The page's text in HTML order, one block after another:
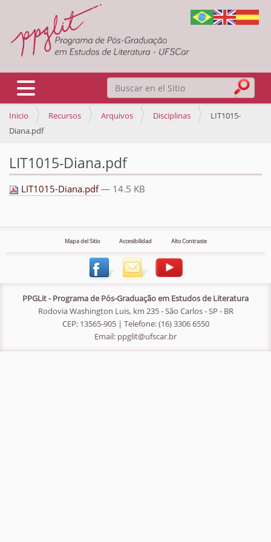
Buscar
Búsqueda Avanzada…
Mostrar/Ocultar navegación
Inicio Recursos Arquivos Disciplinas
LIT1015-
Diana.pdf
LIT1015-Diana.pdf
LIT1015-Diana.pdf— 14.5 KB
Mapa del Sitio Accesibilidad Alto Contraste
PPGLit - Programa de Pós-Graduação em Estudos de Literatura
Rodovia Washington Luis, km 235 - São Carlos - SP - BR
CEP: 13565-905 | Telefone: (16) 3306 6550
Email: ppglit@ufscar.br